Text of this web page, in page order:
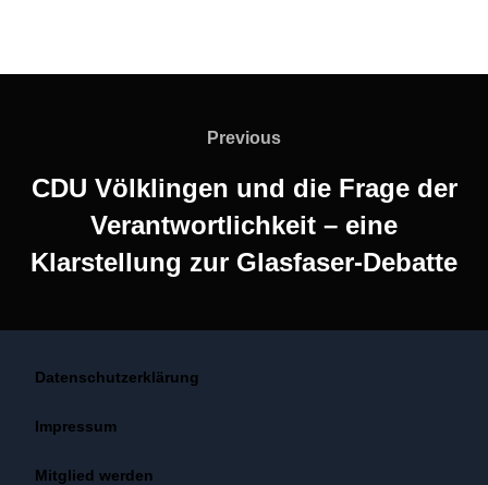
Previous
Previous
CDU Völklingen und die Frage der
Verantwortlichkeit – eine
Klarstellung zur Glasfaser-Debatte
Datenschutzerklärung
Impressum
Mitglied werden